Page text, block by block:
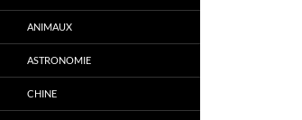
ANIMAUX
ASTRONOMIE
CHINE